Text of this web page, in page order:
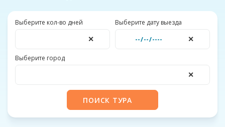
Выберите кол-во дней
✕
Выберите дату выезда
✕
Выберите город
✕
ПОИСК ТУРА